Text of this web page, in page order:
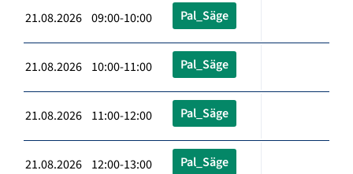
21.08.2026 09:00-10:00 Pal_Säge
21.08.2026 10:00-11:00 Pal_Säge
21.08.2026 11:00-12:00 Pal_Säge
21.08.2026 12:00-13:00 Pal_Säge